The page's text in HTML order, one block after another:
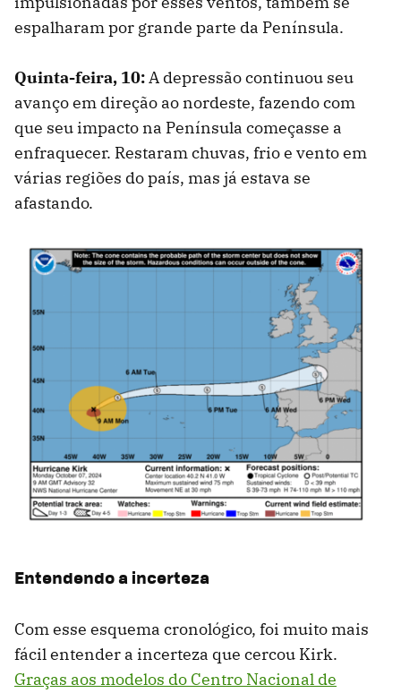
espalharam por grande parte da Península.
Quinta-feira, 10:A depressão continuou seu
avanço em direção ao nordeste, fazendo com
que seu impacto na Península começasse a
enfraquecer. Restaram chuvas, frio e vento em
várias regiões do país, mas já estava se
afastando.
Entendendo a incerteza
Com esse esquema cronológico, foi muito mais
fácil entender a incerteza que cercou Kirk.
Graças aos modelos do Centro Nacional de